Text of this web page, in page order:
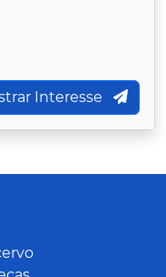
Interesse